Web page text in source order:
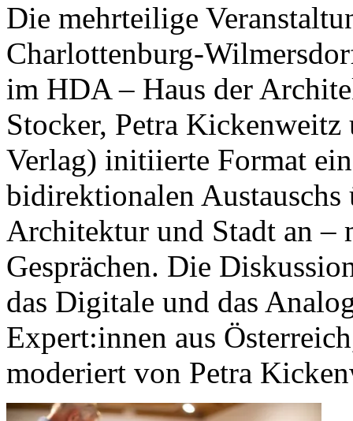
Die mehrteilige
Charlottenburg-
im HDA – Haus der
Stocker, Petra
Verlag) initiierte Format
bidirektionalen
Architektur und Stadt an –
Gesprächen. Die
das Digitale und das
Expert:innen aus
moderiert von Petra